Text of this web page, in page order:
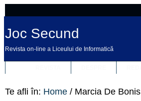
Joc Secund
Revista on-line a Liceului de Informatică
Te afli în: Home / Marcia De Bonis